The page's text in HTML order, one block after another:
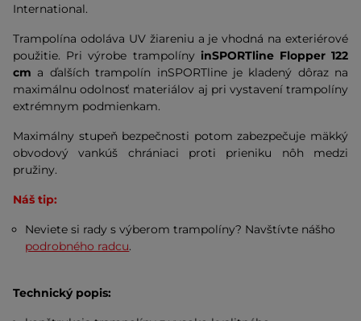
International.
Trampolína odoláva UV žiareniu a je vhodná na exteriérové
použitie. Pri výrobe trampolíny inSPORTline Flopper 122
cm a ďalších trampolín inSPORTline je kladený dôraz na
maximálnu odolnosť materiálov aj pri vystavení trampolíny
extrémnym podmienkam.
Maximálny stupeň bezpečnosti potom zabezpečuje mäkký
obvodový vankúš chrániaci proti prieniku nôh medzi
pružiny.
Náš tip:
Neviete si rady s výberom trampolíny? Navštívte nášho
podrobného radcu.
Technický popis: